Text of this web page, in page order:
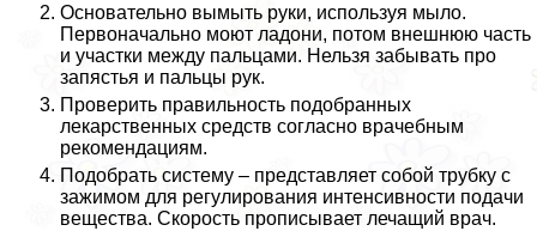
Основательно вымыть руки, используя мыло.
Первоначально моют ладони, потом внешнюю часть
и участки между пальцами. Нельзя забывать про
запястья и пальцы рук.
Проверить правильность подобранных
лекарственных средств согласно врачебным
рекомендациям.
Подобрать систему – представляет собой трубку с
зажимом для регулирования интенсивности подачи
вещества. Скорость прописывает лечащий врач.